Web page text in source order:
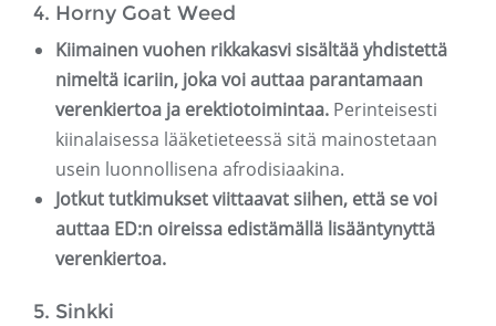
4. Horny Goat Weed
Kiimainen vuohen rikkakasvi sisältää yhdistettä
nimeltä icariin, joka voi auttaa parantamaan
verenkiertoa ja erektiotoimintaa. Perinteisesti
kiinalaisessa lääketieteessä sitä mainostetaan
usein luonnollisena afrodisiaakina.
Jotkut tutkimukset viittaavat siihen, että se voi
auttaa ED:n oireissa edistämällä lisääntynyttä
verenkiertoa.
5. Sinkki